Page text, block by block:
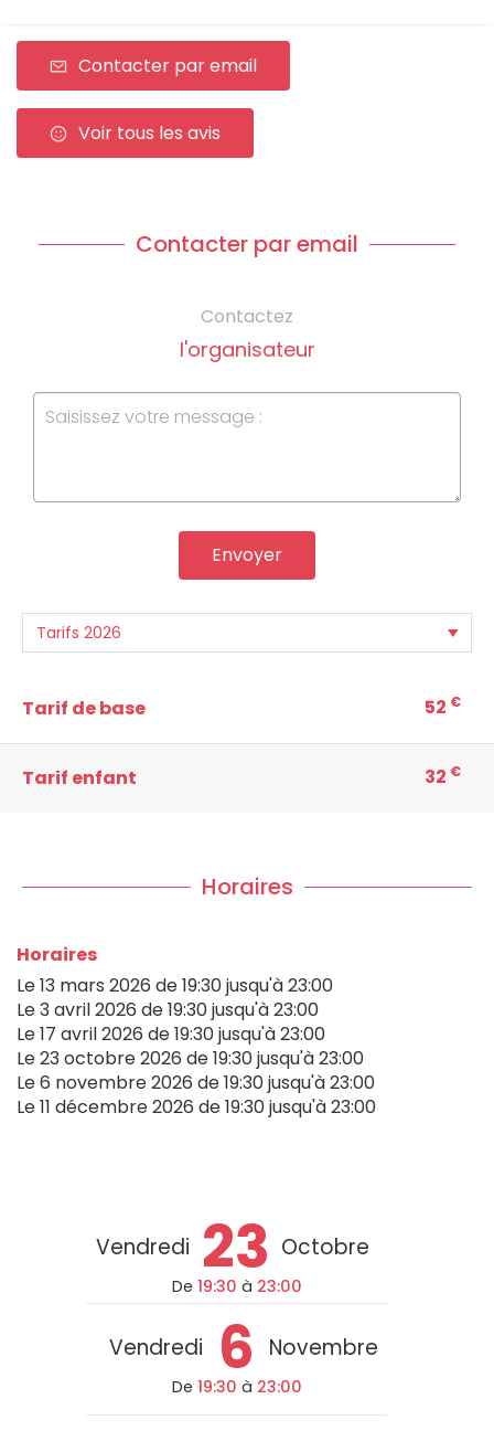
Contacter par email
Voir tous les avis
Contacter par email
Contactez
l'organisateur
Envoyer
Tarif de base 52 €
Tarif enfant 32 €
Horaires
Horaires
Le13 mars 2026 de 19:30 jusqu'à 23:00
Le3 avril 2026 de 19:30 jusqu'à 23:00
Le17 avril 2026 de 19:30 jusqu'à 23:00
Le23 octobre 2026 de 19:30 jusqu'à 23:00
Le6 novembre 2026 de 19:30 jusqu'à 23:00
Le11 décembre 2026 de 19:30 jusqu'à 23:00
Vendredi 23 Octobre
De 19:30 à 23:00
Vendredi 6 Novembre
De 19:30 à 23:00